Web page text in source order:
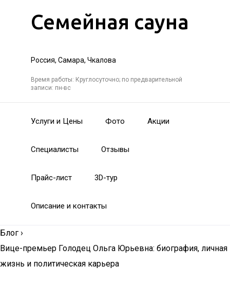
Семейная сауна
Россия, Самара, Чкалова
Время работы: Круглосуточно; по предварительной
записи: пн-вс
Услуги и Цены Фото Акции
Специалисты Отзывы
Прайс-лист 3D-тур
Описание и контакты
Блог ›
Вице-премьер Голодец Ольга Юрьевна: биография, личная
жизнь и политическая карьера